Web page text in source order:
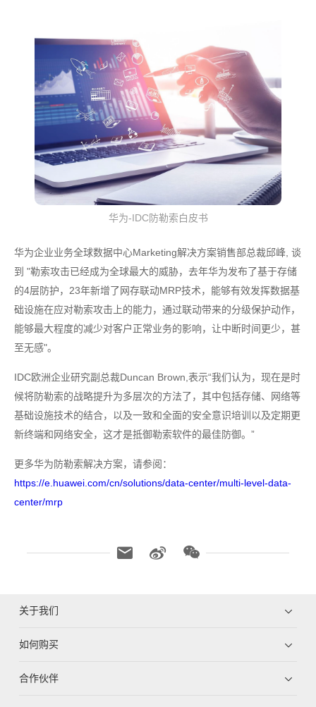
华为-IDC防勒索白皮书
华为企业业务全球数据中心Marketing解决方案销售部总裁邱峰, 谈
到 "勒索攻击已经成为全球最大的威胁，去年华为发布了基于存储
的4层防护，23年新增了网存联动MRP技术，能够有效发挥数据基
础设施在应对勒索攻击上的能力，通过联动带来的分级保护动作，
能够最大程度的减少对客户正常业务的影响，让中断时间更少，甚
至无感"。
IDC欧洲企业研究副总裁Duncan Brown,表示“我们认为，现在是时
候将防勒索的战略提升为多层次的方法了，其中包括存储、网络等
基础设施技术的结合，以及一致和全面的安全意识培训以及定期更
新终端和网络安全，这才是抵御勒索软件的最佳防御。”
更多华为防勒索解决方案，请参阅：
https://e.huawei.com/cn/solutions/data-center/multi-level-data-
center/mrp
关于我们
如何购买
合作伙伴